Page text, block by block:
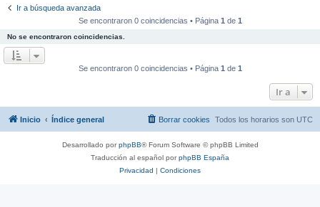
Ir a búsqueda avanzada
Se encontraron 0 coincidencias • Página 1de 1
No se encontraron coincidencias.
Se encontraron 0 coincidencias • Página 1de 1
Ir a
Inicio Índice general Todos los horarios son UTC
Borrar cookies
Desarrollado porphpBB® Forum Software © phpBB Limited
Traducción al español porphpBB España
Privacidad
Condiciones